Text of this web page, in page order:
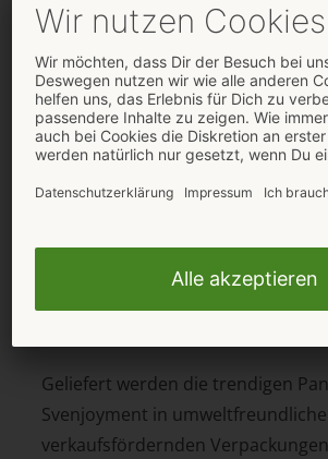
Cooler Style in Blau-Schwarz
21117804701) in Dunkelblau mit
Netz-Einsätzen vorne setzt ihn
Szene. Am Beutel sind dekorative
Druckknöpfe zum Öffnen.
Der knackige, schwarze Slip
21204611701) umhüllt ihn im
Wetlook mit transparenten
Geliefert werden die trendigen
Svenjoyment in
verkaufsfördernden